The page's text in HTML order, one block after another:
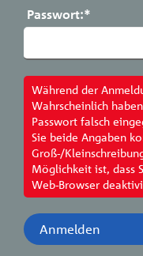
Passwort:*
Während der
Wahrscheinlich
Passwort falsch
Sie beide Angaben
Groß-/
Möglichkeit ist, dass
Web-Browser
Anmelden